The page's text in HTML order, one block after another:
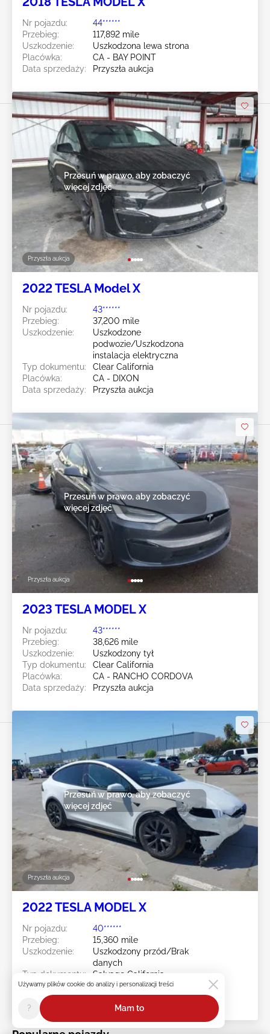
Nr pojazdu:
44******
Przebieg:
117,892 mile
Uszkodzenie:
Uszkodzona lewa strona
Placówka:
CA - BAY POINT
Data sprzedaży:
Przyszła aukcja
Przyszła aukcja
Przesuń w prawo, aby zobaczyć
więcej zdjęć
2022 TESLA Model X
Nr pojazdu:
43******
Przebieg:
37,200 mile
Uszkodzenie:
Uszkodzone
podwozie/Uszkodzona
instalacja elektryczna
Typ dokumentu:
Clear California
Placówka:
CA - DIXON
Data sprzedaży:
Przyszła aukcja
Przyszła aukcja
Przesuń w prawo, aby zobaczyć
więcej zdjęć
2023 TESLA MODEL X
Nr pojazdu:
43******
Przebieg:
38,626 mile
Uszkodzenie:
Uszkodzony tył
Typ dokumentu:
Clear California
Placówka:
CA - RANCHO CORDOVA
Data sprzedaży:
Przyszła aukcja
Przyszła aukcja
Przesuń w prawo, aby zobaczyć
więcej zdjęć
2022 TESLA MODEL X
Nr pojazdu:
40******
Przebieg:
15,360 mile
Uszkodzenie:
Uszkodzony przód/Brak
danych
Typ dokumentu:
Salvage California
Placówka:
CA - FREMONT
Data sprzedaży:
Przyszła aukcja
Używamy plików cookie do analizy i personalizacji treści
? Mam to